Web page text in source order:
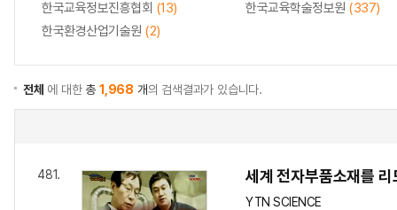
한국교육정보진흥협회 (13) 한국교육학술정보원 (337)
한국환경산업기술원 (2)
전체 에 대한총1,968 개의 검색결과가 있습니다.
481. 세계 전자부품소재를
YTN SCIENCE